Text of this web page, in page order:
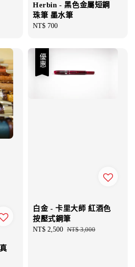
Herbin - 黑色金屬短鋼
珠筆 墨水筆
Regular
NT$ 700
優惠
白金 - 卡里大師 紅酒色
按壓式鋼筆
Sale
NT$ 2,500 Regular
NT$ 3,000